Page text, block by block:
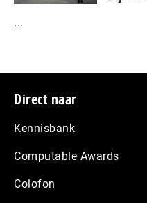
...
Footer
Direct naar
Kennisbank
Computable Awards
Colofon